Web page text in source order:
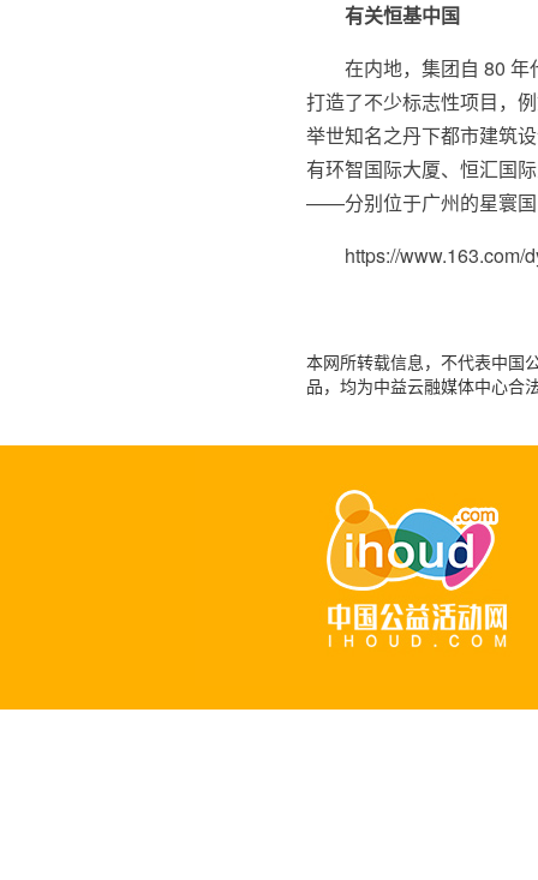
有关恒基中国
在内地，集团自 80
打造了不少标志性项目，
举世知名之丹下都市建筑
有环智国际大厦、恒汇国
——分别位于广州的星寰国
https://www.163.com/
本网所转载信息，不代表中国
品，均为中益云融媒体中心合